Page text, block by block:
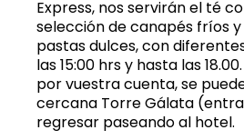
Express, nos servirán el té
selección de canapés fríos
pastas dulces, con
las 15:00 hrs y hasta las
por vuestra cuenta, se
cercana Torre Gálata
regresar paseando al hotel.